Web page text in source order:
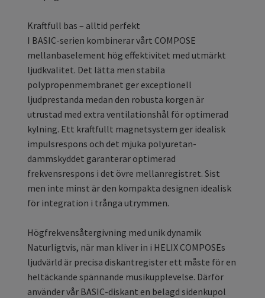
Kraftfull bas – alltid perfekt
I BASIC-serien kombinerar vårt COMPOSE
mellanbaselement hög effektivitet med utmärkt
ljudkvalitet. Det lätta men stabila
polypropenmembranet ger exceptionell
ljudprestanda medan den robusta korgen är
utrustad med extra ventilationshål för optimerad
kylning. Ett kraftfullt magnetsystem ger idealisk
impulsrespons och det mjuka polyuretan-
dammskyddet garanterar optimerad
frekvensrespons i det övre mellanregistret. Sist
men inte minst är den kompakta designen idealisk
för integration i trånga utrymmen.
Högfrekvensåtergivning med unik dynamik
Naturligtvis, när man kliver in i HELIX COMPOSEs
ljudvärld är precisa diskantregister ett måste för en
heltäckande spännande musikupplevelse. Därför
använder vår BASIC-diskant en belagd sidenkupol